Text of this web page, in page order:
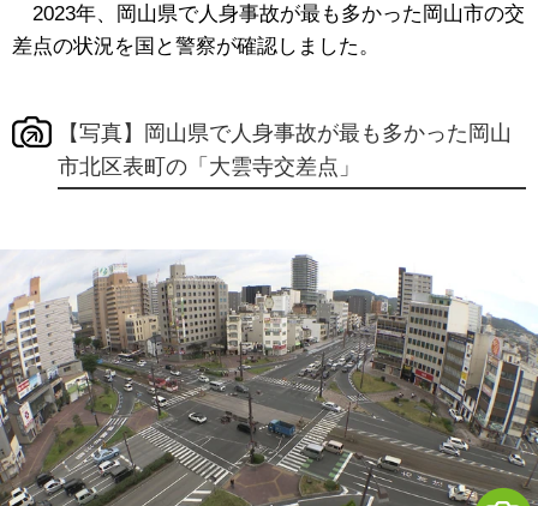
2023年、岡山県で人身事故が最も多かった岡山市の交
差点の状況を国と警察が確認しました。
【写真】岡山県で人身事故が最も多かった岡山
市北区表町の「大雲寺交差点」